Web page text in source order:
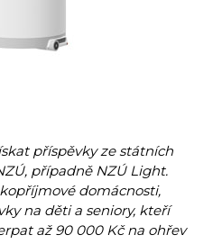
příspěvky ze státních
případně NZÚ Light.
domácnosti,
na děti a seniory, kteří
až 90 000 Kč na ohřev